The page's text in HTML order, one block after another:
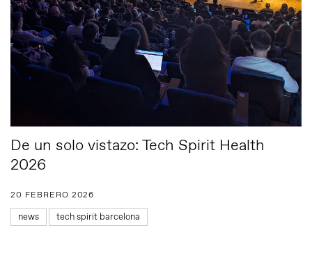
De un solo vistazo: Tech Spirit Health
2026
20 FEBRERO 2026
news tech spirit barcelona